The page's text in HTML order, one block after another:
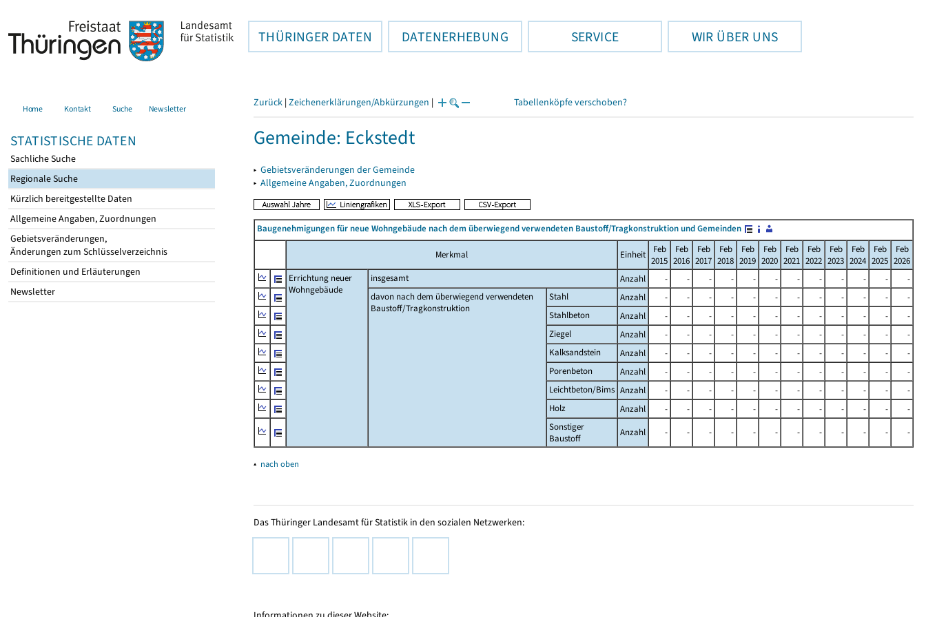
THÜRINGER DATEN DATENERHEBUNG SERVICE WIR ÜBER UNS
Home Kontakt Suche Newsletter
STATISTISCHE DATEN
Sachliche Suche
Regionale Suche
Kürzlich bereitgestellte Daten
Allgemeine Angaben, Zuordnungen
Gebietsveränderungen,
Änderungen zum Schlüsselverzeichnis
Definitionen und Erläuterungen
Newsletter
Zurück | Zeichenerklärungen/Abkürzungen | Tabellenköpfe verschoben?
Gemeinde: Eckstedt
▸ Gebietsveränderungen der Gemeinde
▸ Allgemeine Angaben, Zuordnungen
Baugenehmigungen für neue Wohngebäude nach dem überwiegend verwendeten Baustoff/Tragkonstruktion und Gemeinden
Merkmal Einheit
Feb
2015
Feb
2016
Feb
2017
Feb
2018
Feb
2019
Feb
2020
Feb
2021
Feb
2022
Feb
2023
Feb
2024
Feb
2025
Feb
2026
Errichtung neuer
Wohngebäude
insgesamt Anzahl - - - - - - - - - - -
-
davon nach dem überwiegend verwendeten
Baustoff/Tragkonstruktion
Stahl Anzahl - - - - - - - - - - -
-
Stahlbeton
Anzahl - - - - - - - - - - -
-
Ziegel
Anzahl - - - - - - - - - - -
-
Kalksandstein
Anzahl - - - - - - - - - - -
-
Porenbeton
Anzahl - - - - - - - - - - -
-
Leichtbeton/Bims Anzahl - - - - - - - - - - -
-
Holz
Anzahl - - - - - - - - - - -
-
Sonstiger
Baustoff
Anzahl - - - - - - - - - - - -
▴ nach oben
Das Thüringer Landesamt für Statistik in den sozialen Netzwerken: